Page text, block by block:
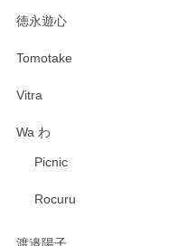
徳永遊心
Tomotake
Vitra
Wa わ
Picnic
Rocuru